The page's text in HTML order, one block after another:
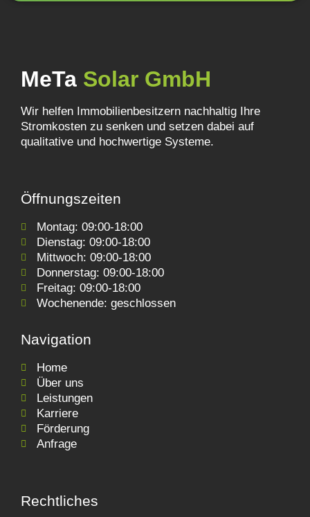
MeTa Solar GmbH
Wir helfen Immobilienbesitzern nachhaltig Ihre
Stromkosten zu senken und setzen dabei auf
qualitative und hochwertige Systeme.
Öffnungszeiten
Montag: 09:00-18:00
Dienstag: 09:00-18:00
Mittwoch: 09:00-18:00
Donnerstag: 09:00-18:00
Freitag: 09:00-18:00
Wochenende: geschlossen
Navigation
Home
Über uns
Leistungen
Karriere
Förderung
Anfrage
Rechtliches